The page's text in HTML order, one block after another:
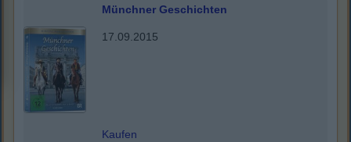
Münchner Geschichten
17.09.2015
Kaufen